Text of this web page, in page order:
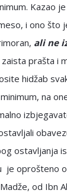
Kazao je
i ono što
ali ne
zaista prašta i
hidžab
na
ostavljanja
je oprošteno
od Ibn